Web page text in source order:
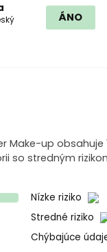
ÁNO
Make-up obsahuje
so stredným
Nízke riziko
Stredné riziko
Chýbajúce